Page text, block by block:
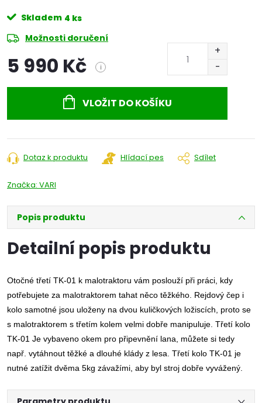
Skladem 4 ks
Možnosti doručení
5 990 Kč i
VLOŽIT DO KOŠÍKU
Dotaz k produktu Hlídací pes Sdílet
Značka: VARI
Popis produktu
Detailní popis produktu
Otočné třetí TK-01 k malotraktoru vám poslouží při práci, kdy
potřebujete za malotraktorem tahat něco těžkého. Rejdový čep i
kolo samotné jsou uloženy na dvou kuličkových ložiscích, proto se
s malotraktorem s třetím kolem velmi dobře manipuluje. Třetí kolo
TK-01 Je vybaveno okem pro připevnění lana, můžete si tedy
např. vytáhnout těžké a dlouhé klády z lesa. Třetí kolo TK-01 je
nutné zatížit dvěma 5kg závažími, aby byl stroj dobře vyvážený.